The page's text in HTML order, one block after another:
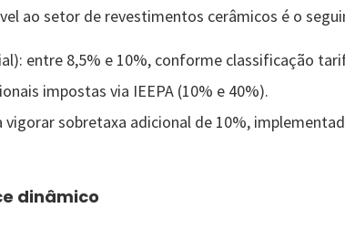
ao setor de revestimentos cerâmicos é o
entre 8,5% e 10%, conforme classificação
impostas via IEEPA (10% e 40%).
vigorar sobretaxa adicional de 10%,
dinâmico